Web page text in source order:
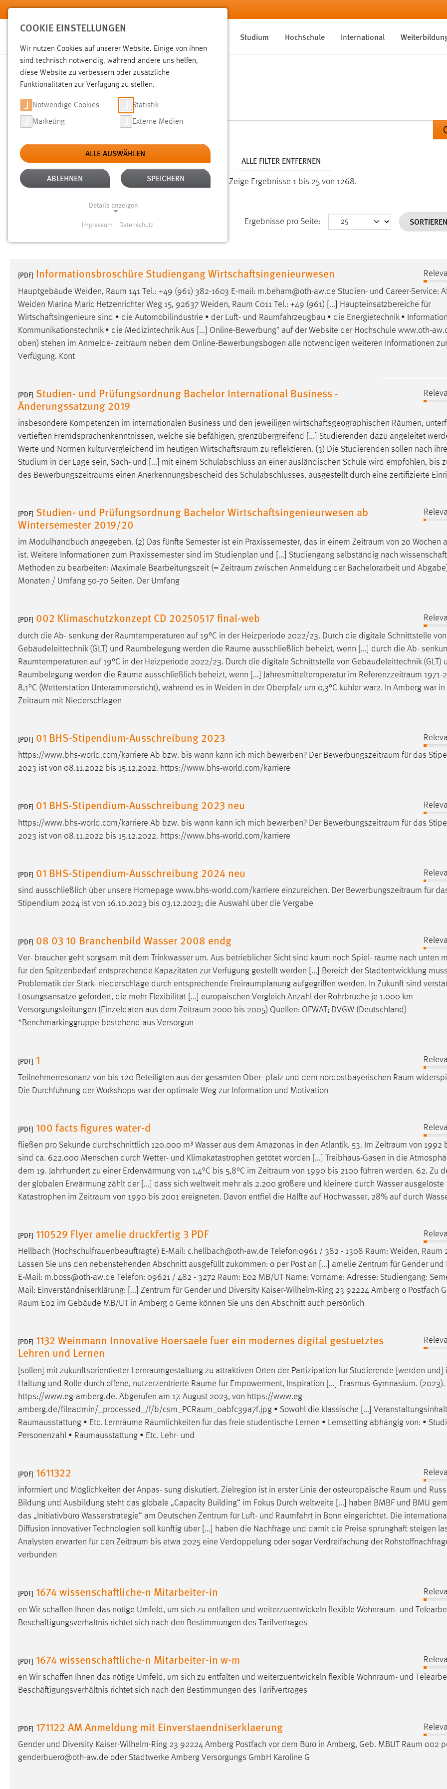
Zum Hauptinhalt springen
Studium Hochschule International
SUCHE
Aktive Filter: TYP: DATEIEN ALTER: ÜBER EIN JAHR ALLE FILTER ENTFERNEN
Gesucht nach "raum". Es wurden 1268 Ergebnisse gefunden. Zeige Ergebnisse 1 bis 25 von 1268.
Ergebnisse pro Seite:
[PDF] Informationsbroschüre Studiengang Wirtschaftsingenieurwesen
Hauptgebäude Weiden, Raum 141 Tel.: +49 (961) 382-1603 E-mail: m.beham@oth-aw.de Studien- und Career-Service:
Weiden Marina Maric Hetzenrichter Weg 15, 92637 Weiden, Raum C011 Tel.: +49 (961) [...] Haupteinsatzbereiche für
Wirtschaftsingenieure sind • die Automobilindustrie • der Luft- und Raumfahrzeugbau • die Energietechnik •
Kommunikationstechnik • die Medizintechnik Aus [...] Online-Bewerbung" auf der Website der Hochschule www.oth-
oben) stehen im Anmelde- zeitraum neben dem Online-Bewerbungsbogen alle notwendigen weiteren Informationen zur
Verfügung. Kont
[PDF] Studien- und Prüfungsordnung Bachelor International Business -
Änderungssatzung 2019
insbesondere Kompetenzen im internationalen Business und den jeweiligen wirtschaftsgeographischen Räumen,
vertieften Fremdsprachenkenntnissen, welche sie befähigen, grenzübergreifend [...] Studierenden dazu angeleitet
Werte und Normen kulturvergleichend im heutigen Wirtschaftsraum zu reflektieren. (3) Die Studierenden sollen nach
Studium in der Lage sein, Sach- und [...] mit einem Schulabschluss an einer ausländischen Schule wird empfohlen, bis
des Bewerbungszeitraums einen Anerkennungsbescheid des Schulabschlusses, ausgestellt durch eine zertifizierte
[PDF] Studien- und Prüfungsordnung Bachelor Wirtschaftsingenieurwesen ab
Wintersemester 2019/20
im Modulhandbuch angegeben. (2) Das fünfte Semester ist ein Praxissemester, das in einem Zeitraum von 20 Wochen
ist. Weitere Informationen zum Praxissemester sind im Studienplan und [...] Studiengang selbständig nach
Methoden zu bearbeiten: Maximale Bearbeitungszeit (= Zeitraum zwischen Anmeldung der Bachelorarbeit und
Monaten / Umfang 50-70 Seiten. Der Umfang
[PDF] 002 Klimaschutzkonzept CD 20250517 final-web
durch die Ab- senkung der Raumtemperaturen auf 19°C in der Heizperiode 2022/23. Durch die digitale Schnittstelle von
Gebäudeleittechnik (GLT) und Raumbelegung werden die Räume ausschließlich beheizt, wenn [...] durch die Ab-
Raumtemperaturen auf 19°C in der Heizperiode 2022/23. Durch die digitale Schnittstelle von Gebäudeleittechnik (GLT)
Raumbelegung werden die Räume ausschließlich beheizt, wenn [...] Jahresmitteltemperatur im Referenzzeitraum 1971-
8,1°C (Wetterstation Unterammersricht), während es in Weiden in der Oberpfalz um 0,3°C kühler war2. In Amberg war
Zeitraum mit Niederschlägen
[PDF] 01 BHS-Stipendium-Ausschreibung 2023
https://www.bhs-world.com/karriere Ab bzw. bis wann kann ich mich bewerben? Der Bewerbungszeitraum für das
2023 ist von 08.11.2022 bis 15.12.2022. https://www.bhs-world.com/karriere
[PDF] 01 BHS-Stipendium-Ausschreibung 2023 neu
https://www.bhs-world.com/karriere Ab bzw. bis wann kann ich mich bewerben? Der Bewerbungszeitraum für das
2023 ist von 08.11.2022 bis 15.12.2022. https://www.bhs-world.com/karriere
[PDF] 01 BHS-Stipendium-Ausschreibung 2024 neu
sind ausschließlich über unsere Homepage www.bhs-world.com/karriere einzureichen. Der Bewerbungszeitraum für
Stipendium 2024 ist von 16.10.2023 bis 03.12.2023; die Auswahl über die Vergabe
[PDF] 08 03 10 Branchenbild Wasser 2008 endg
Ver- braucher geht sorgsam mit dem Trinkwasser um. Aus betrieblicher Sicht sind kaum noch Spiel- räume nach unten
für den Spitzenbedarf entsprechende Kapazitäten zur Verfügung gestellt werden [...] Bereich der Stadtentwicklung
Problematik der Stark- niederschläge durch entsprechende Freiraumplanung aufgegriffen werden. In Zukunft sind
Lösungsansätze gefordert, die mehr Flexibilität [...] europäischen Vergleich Anzahl der Rohrbrüche je 1.000 km
Versorgungsleitungen (Einzeldaten aus dem Zeitraum 2000 bis 2005) Quellen: OFWAT; DVGW (Deutschland)
*Benchmarkinggruppe bestehend aus Versorgun
[PDF] 1
Teilnehmerresonanz von bis 120 Beteiligten aus der gesamten Ober- pfalz und dem nordostbayerischen Raum
Die Durchführung der Workshops war der optimale Weg zur Information und Motivation
[PDF] 100 facts figures water-d
fließen pro Sekunde durchschnittlich 120.000 m³ Wasser aus dem Amazonas in den Atlantik. 53. Im Zeitraum von 1992
sind ca. 622.000 Menschen durch Wetter- und Klimakatastrophen getötet worden [...] Treibhaus-Gasen in die
dem 19. Jahrhundert zu einer Erderwärmung von 1,4°C bis 5,8°C im Zeitraum von 1990 bis 2100 führen werden. 62. Zu
der globalen Erwärmung zählt der [...] dass sich weltweit mehr als 2.200 größere und kleinere durch Wasser ausgelöste
Katastrophen im Zeitraum von 1990 bis 2001 ereigneten. Davon entfiel die Hälfte auf Hochwasser, 28% auf durch
[PDF] 110529 Flyer amelie druckfertig 3 PDF
Hellbach (Hochschulfrauenbeauftragte) E-Mail: c.hellbach@oth-aw.de Telefon:0961 / 382 - 1308 Raum: Weiden, Raum
Lassen Sie uns den nebenstehenden Abschnitt ausgefüllt zukommen: o per Post an [...] amelie Zentrum für Gender und
E-Mail: m.boss@oth-aw.de Telefon: 09621 / 482 - 3272 Raum: E02 MB/UT Name: Vorname: Adresse: Studiengang:
Mail: Einverständniserklärung: [...] Zentrum für Gender und Diversity Kaiser-Wilhelm-Ring 23 92224 Amberg o Postfach
Raum E02 im Gebäude MB/UT in Amberg o Gerne können Sie uns den Abschnitt auch persönlich
[PDF] 1132 Weinmann Innovative Hoersaele fuer ein modernes digital gestuetztes
Lehren und Lernen
[sollen] mit zukunftsorientierter Lernraumgestaltung zu attraktiven Orten der Partizipation für Studierende [werden und]
Haltung und Rolle durch offene, nutzerzentrierte Räume für Empowerment, Inspiration [...] Erasmus-Gymnasium. (2023).
https://www.eg-amberg.de. Abgerufen am 17. August 2023, von https://www.eg-
amberg.de/fileadmin/_processed_/f/b/csm_PCRaum_0abfc39a7f.jpg • Sowohl die klassische [...]
Raumausstattung • Etc. Lernräume Räumlichkeiten für das freie studentische Lernen • Lernsetting abhängig von: •
Personenzahl • Raumausstattung • Etc. Lehr- und
[PDF] 1611322
informiert und Möglichkeiten der Anpas- sung diskutiert. Zielregion ist in erster Linie der osteuropäische Raum und
Bildung und Ausbildung steht das globale „Capacity Building“ im Fokus Durch weltweite [...] haben BMBF und BMU
das „Initiativbüro Wasserstrategie“ am Deutschen Zentrum für Luft- und Raumfahrt in Bonn eingerichtet. Die
Diffusion innovativer Technologien soll künftig über [...] haben die Nachfrage und damit die Preise sprunghaft steigen
Analysten erwarten für den Zeitraum bis etwa 2025 eine Verdoppelung oder sogar Verdreifachung der
verbunden
[PDF] 1674 wissenschaftliche-n Mitarbeiter-in
en Wir schaffen Ihnen das nötige Umfeld, um sich zu entfalten und weiterzuentwickeln flexible Wohnraum- und
Beschäftigungsverhältnis richtet sich nach den Bestimmungen des Tarifvertrages
[PDF] 1674 wissenschaftliche-n Mitarbeiter-in w-m
en Wir schaffen Ihnen das nötige Umfeld, um sich zu entfalten und weiterzuentwickeln flexible Wohnraum- und
Beschäftigungsverhältnis richtet sich nach den Bestimmungen des Tarifvertrages
[PDF] 171122 AM Anmeldung mit Einverstaendniserklaerung
Gender und Diversity Kaiser-Wilhelm-Ring 23 92224 Amberg Postfach vor dem Büro in Amberg, Geb. MBUT
Raum 002
genderbuero@oth-aw.de oder Stadtwerke Amberg Versorgungs GmbH Karoline G
COOKIE EINSTELLUNGEN
Wir nutzen Cookies auf unserer Website. Einige von ihnen
sind technisch notwendig, während andere uns helfen,
diese Website zu verbessern oder zusätzliche
Funktionalitäten zur Verfügung zu stellen.
Notwendige Cookies Statistik
Marketing Externe Medien
ALLE AUSWÄHLEN
ABLEHNEN SPEICHERN
Details anzeigen
Website erforderlich.
Einverständnis
Name: cookie_consent
ausgewählten Einverständnis-Optionen
Performance
Name: staticfilecache
Zweck:
Für performante Seitenauslieferung wird
in diesem Cookie gespeichert, ob man
eingeloggt ist.
Name: site-language-preference
Sprache der Website.
Cookie Laufzeit: 30 Tage
Name:
MibewSessionID, MIBEW_UserID,
mibew_locale, mibew-chat-frame-style-
5e9dbeb1811c0446
Zweck:
Wird benötigt um die Chatfunktion
nutzen zu können.
Cookie Laufzeit:
MibewSessionID, mibew-chat-frame-
style-5e9dbeb1811c0446 =
Sitzungslaufzeit, mibew_locale = 3
Login
Name: fe_user, be_user, be_lastLoginProvider
Cookie Laufzeit:
Statistik Cookies erfassen Informationen anonym.
Diese Informationen helfen uns zu verstehen, wie
unsere Besucher unsere Website nutzen.
Name: _pk_ref, _pk_cvar, _pk_id, _pk_ses
Zweck: Zugriffsstatistik
Cookie Laufzeit: Max. 13 Monate
MARKETING
Marketing Cookies werden von Drittanbietern
hinweg verfolgen.
Google Ads
Anbieter: Google Ireland Limited
Zweck: Conversion-Tracking
Cookie Laufzeit: 3 Monate
Facebook Pixel
Anbieter: Facebook
Zweck: Conversion-Tracking
Cookie Laufzeit: 3 Monate
Plattformen anzeigen zu können, werden von diesen
externen Medien Cookies gesetzt.
YouTube
Vimeo
Impressum Datenschutz